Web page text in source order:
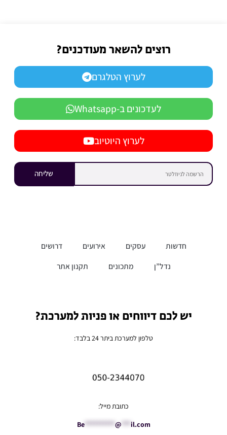
רוצים להשאר מעודכנים?
לערוץ הטלגרם
לעדכונים ב-Whatsapp
לערוץ היוטיוב
שליחה
חדשות עסקים אירועים
דרושים
נדל”ן
מתכונים תקנון אתר
יש לכם דיווחים או פניות למערכת?
טלפון למערכת ביתר 24 בלבד:
כתובת מייל:
Be********** @ *** il.com